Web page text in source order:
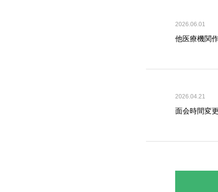
2026.06.01
他医療機関
2026.04.21
面会時間変